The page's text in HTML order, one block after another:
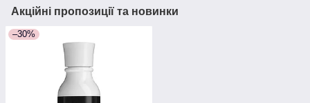
Акційні пропозиції та новинки
–30%